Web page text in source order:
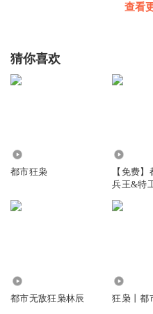
查看
猜你喜欢
都市狂枭
【免费】
兵王&特
都市无敌狂枭林辰 狂枭丨都